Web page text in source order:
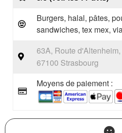
Burgers, halal, pâtes,
sandwiches, tex mex,
63A, Route
67100 Strasbourg
Moyens de paiement :